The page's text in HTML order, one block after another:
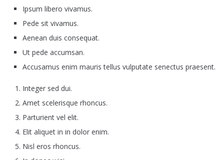
Ipsum libero vivamus.
Pede sit vivamus.
Aenean duis consequat.
Ut pede accumsan.
Accusamus enim mauris tellus vulputate senectus praesent.
Integer sed dui.
Amet scelerisque rhoncus.
Parturient vel elit.
Elit aliquet in in dolor enim.
Nisl eros rhoncus.